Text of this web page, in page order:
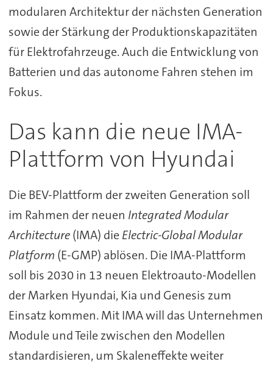
modularen Architektur der nächsten Generation
sowie der Stärkung der Produktionskapazitäten
für Elektrofahrzeuge. Auch die Entwicklung von
Batterien und das autonome Fahren stehen im
Fokus.
Das kann die neue IMA-
Plattform von Hyundai
Die BEV-Plattform der zweiten Generation soll
im Rahmen der neuen Integrated Modular
Architecture(IMA) die Electric-Global Modular
Platform (E-GMP) ablösen. Die IMA-Plattform
soll bis 2030 in 13 neuen Elektroauto-Modellen
der Marken Hyundai, Kia und Genesis zum
Einsatz kommen. Mit IMA will das Unternehmen
Module und Teile zwischen den Modellen
standardisieren, um Skaleneffekte weiter